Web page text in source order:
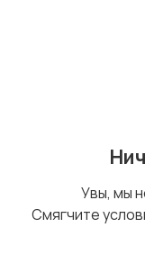
аккумуляторы
Увы, мы
Смягчите